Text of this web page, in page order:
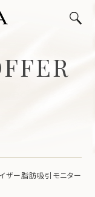
FFER
ザー脂肪吸引モニター